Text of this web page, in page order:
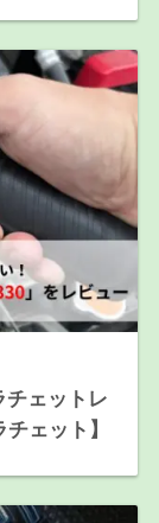
チェットレ
ェット】